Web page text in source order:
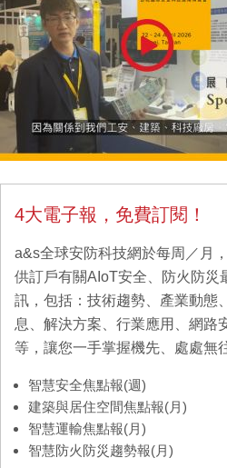
4大電子報，免費訂閱！
a&s全球安防科技網於每周／月
供訂戶有關AIoT安全、防火防災
訊，包括：技術趨勢、產業動態
息、解決方案、行業應用、網路
等，讓您一手掌握機先、處處無
智慧安全焦點報(週)
建築與居住空間焦點報(月)
智慧運輸焦點報(月)
智慧防火防災趨勢報(月)